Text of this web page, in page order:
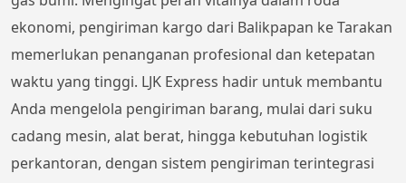
ekonomi, pengiriman kargo dari Balikpapan ke Tarakan
memerlukan penanganan profesional dan ketepatan
waktu yang tinggi. LJK Express hadir untuk membantu
Anda mengelola pengiriman barang, mulai dari suku
cadang mesin, alat berat, hingga kebutuhan logistik
perkantoran, dengan sistem pengiriman terintegrasi